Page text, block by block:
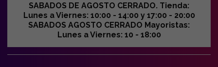
SABADOS DE AGOSTO CERRADO. Tienda:
Lunes a Viernes: 10:00 - 14:00 y 17:00 - 20:00
SABADOS AGOSTO CERRADO Mayoristas:
Lunes a Viernes: 10 - 18:00